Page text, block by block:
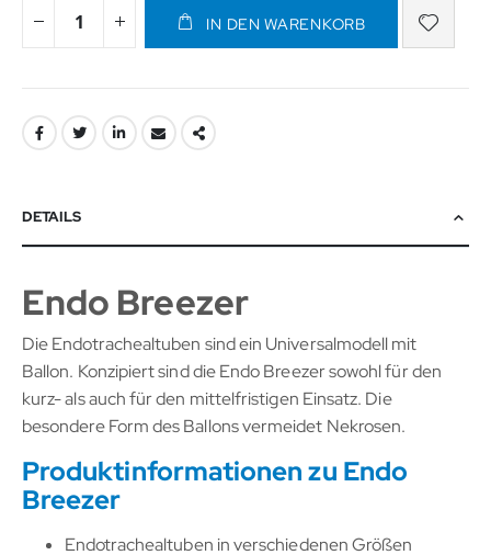
IN DEN WARENKORB
DETAILS
Endo Breezer
Die Endotrachealtuben sind ein Universalmodell mit
Ballon. Konzipiert sind die Endo Breezer sowohl für den
kurz- als auch für den mittelfristigen Einsatz. Die
besondere Form des Ballons vermeidet Nekrosen.
Produktinformationen zu Endo
Breezer
Endotrachealtuben in verschiedenen Größen